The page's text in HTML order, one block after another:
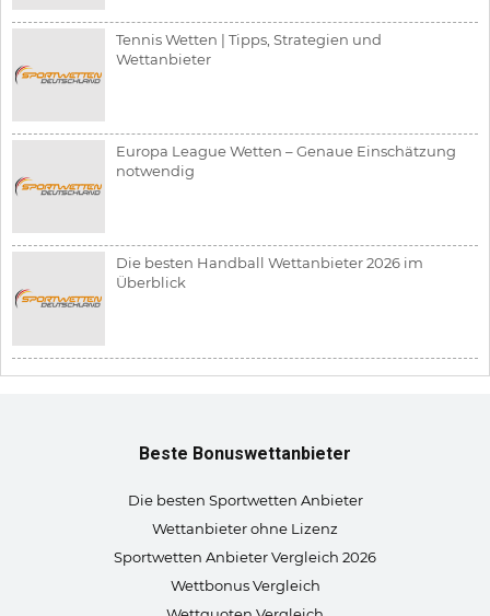
Tennis Wetten | Tipps, Strategien und
Wettanbieter
Europa League Wetten – Genaue Einschätzung
notwendig
Die besten Handball Wettanbieter 2026 im
Überblick
Beste Bonuswettanbieter
Die besten Sportwetten Anbieter
Wettanbieter ohne Lizenz
Sportwetten Anbieter Vergleich 2026
Wettbonus Vergleich